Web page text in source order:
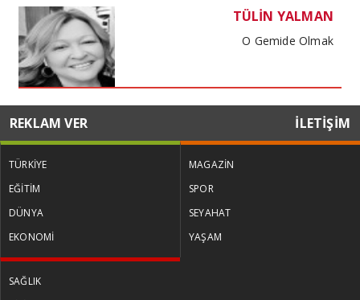
TÜLİN YALMAN
O Gemide Olmak
MUSTAFA DENİZ
Kira kıskacında haneler maliyet
REKLAM VER İLETİŞİM
TÜRKİYE
EĞİTİM
DÜNYA
EKONOMİ
MAGAZİN
SPOR
SEYAHAT
YAŞAM
SAĞLIK